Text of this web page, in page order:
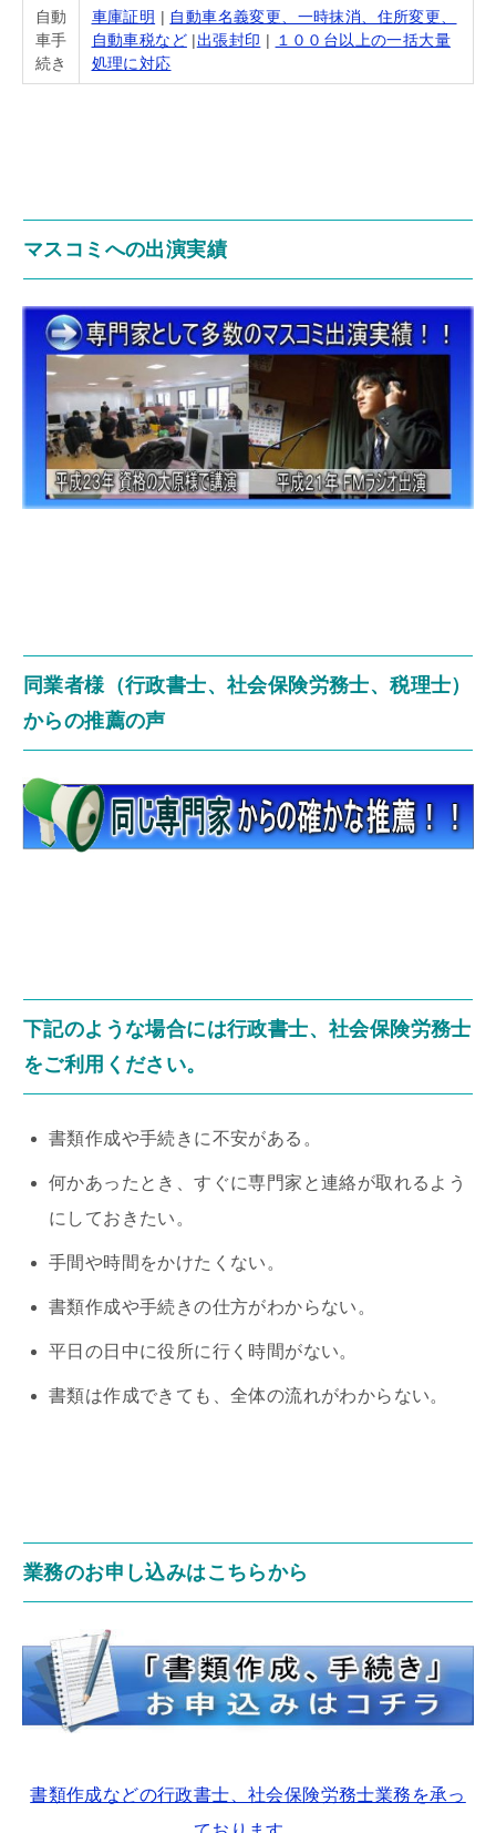
自動
車手
続き
車庫証明 | 自動車名義変更、一時抹消、住所変更、
自動車税など|出張封印 | １００台以上の一括大量
処理に対応
マスコミへの出演実績
同業者様（行政書士、社会保険労務士、税理士）
からの推薦の声
下記のような場合には行政書士、社会保険労務士
をご利用ください。
書類作成や手続きに不安がある。
何かあったとき、すぐに専門家と連絡が取れるよう
にしておきたい。
手間や時間をかけたくない。
書類作成や手続きの仕方がわからない。
平日の日中に役所に行く時間がない。
書類は作成できても、全体の流れがわからない。
業務のお申し込みはこちらから
書類作成などの行政書士、社会保険労務士業務を承っ